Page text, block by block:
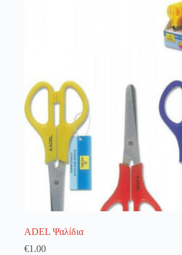
λειτουργία του site. Διαβάστε περισσότερα
Get New Password
← Back to login
ADEL Ψαλίδια
€1.00